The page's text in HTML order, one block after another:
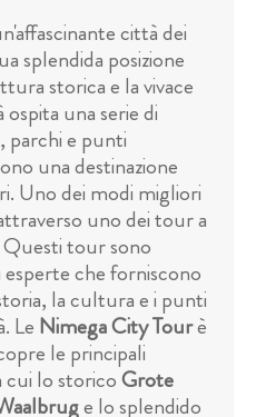
città dei
splendida posizione
storica e la vivace
una serie di
parchi e punti
una destinazione
Uno dei modi migliori
uno dei tour a
tour sono
che forniscono
la cultura e i punti
Le Nimega City Tourè
le principali
lo storicoGrote
e lo splendido